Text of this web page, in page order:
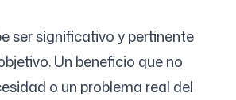
ser significativo y pertinente
Un beneficio que no
o un problema real del